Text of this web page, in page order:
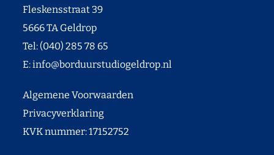
Fleskensstraat 39
5666 TA Geldrop
Tel: (040) 285 78 65
E:info@borduurstudiogeldrop.nl
Algemene Voorwaarden
Privacyverklaring
KVK nummer: 17152752